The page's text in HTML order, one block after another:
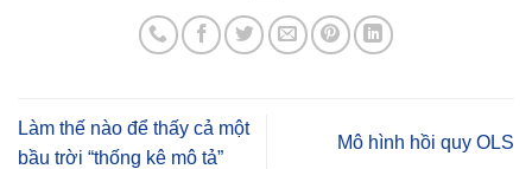
Làm thế nào để thấy cả một
bầu trời “thống kê mô tả”
Mô hình hồi quy OLS